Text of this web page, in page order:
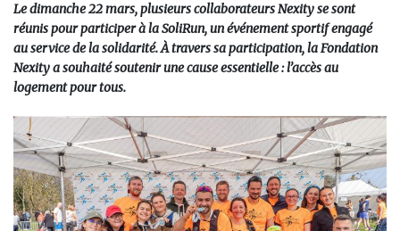
Le dimanche 22 mars, plusieurs collaborateurs Nexity se sont
réunis pour participer à la SoliRun, un événement sportif engagé
au service de la solidarité. À travers sa participation, la Fondation
Nexity a souhaité soutenir une cause essentielle : l’accès au
logement pour tous.